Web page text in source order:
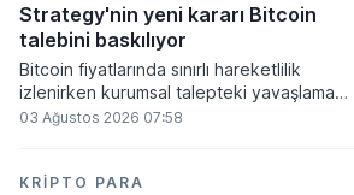
altında dolaşımına ve menkul kıymet
alımlarında kullanılmasına olanak sağlanıyor.
Strategy'nin yeni kararı Bitcoin
talebini baskılıyor
Bitcoin fiyatlarında sınırlı hareketlilik
izlenirken kurumsal talepteki yavaşlama
piyasa dinamiklerini etkiliyor. ABD Merkez
çalışmalarındaki belirsizliklerle baskı altında
03 Ağustos 2026 07:58
KRIPTO PARA